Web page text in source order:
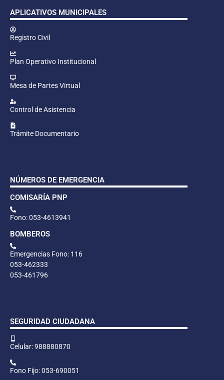
APLICATIVOS MUNICIPALES
Registro Civil
Plan Operativo Institucional
Mesa de Partes Virtual
Control de Asistencia
Trámite Documentario
NÚMEROS DE EMERGENCIA
COMISARÍA PNP
Fono: 053-4613941
BOMBEROS
Emergencias Fono: 116
053-462333
053-461796
SEGURIDAD CIUDADANA
Celular: 988880870
Fono Fijo: 053-690051